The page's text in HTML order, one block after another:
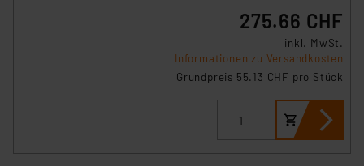
275.66 CHF
inkl. MwSt.
Informationen zu Versandkosten
Grundpreis 55.13 CHF pro Stück